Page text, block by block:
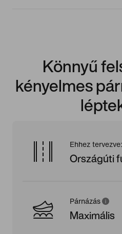
Könnyű
kényelmes
Ehhez tervezve:
Országúti
Párnázás
Maximális